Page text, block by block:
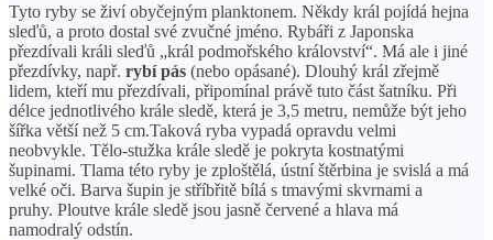
Tyto ryby se živí obyčejným planktonem. Někdy král pojídá hejna
sleďů, a proto dostal své zvučné jméno. Rybáři z Japonska
přezdívali králi sleďů „král podmořského království“. Má ale i jiné
přezdívky, např. rybí pás (nebo opásané). Dlouhý král zřejmě
lidem, kteří mu přezdívali, připomínal právě tuto část šatníku. Při
délce jednotlivého krále sledě, která je 3,5 metru, nemůže být jeho
šířka větší než 5 cm.Taková ryba vypadá opravdu velmi
neobvykle. Tělo-stužka krále sledě je pokryta kostnatými
šupinami. Tlama této ryby je zploštělá, ústní štěrbina je svislá a má
velké oči. Barva šupin je stříbřitě bílá s tmavými skvrnami a
pruhy. Ploutve krále sledě jsou jasně červené a hlava má
namodralý odstín.